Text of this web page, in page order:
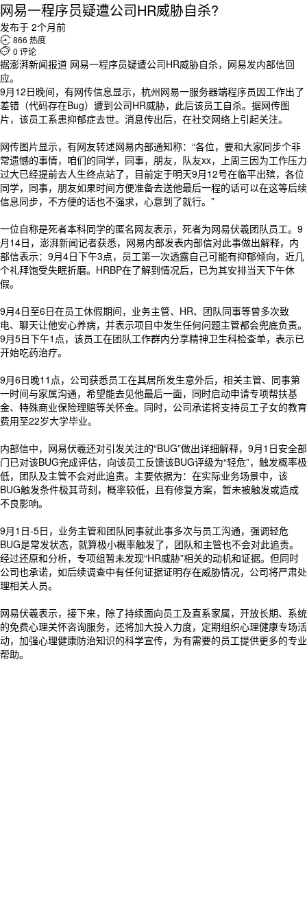
网易一程序员疑遭公司HR威胁自杀?
发布于 2个月前
 866 热度
 0 评论
据澎湃新闻报道 网易一程序员疑遭公司HR威胁自杀，网易发内部信回
应。
9月12日晚间，有网传信息显示，杭州网易一服务器端程序员因工作出了
差错（代码存在Bug）遭到公司HR威胁，此后该员工自杀。据网传图
片，该员工系患抑郁症去世。消息传出后，在社交网络上引起关注。
网传图片显示，有网友转述网易内部通知称：“各位，要和大家同步个非
常遗憾的事情，咱们的同学，同事，朋友，队友xx，上周三因为工作压力
过大已经提前去人生终点站了，目前定于明天9月12号在临平出殡，各位
同学，同事，朋友如果时间方便准备去送他最后一程的话可以在这等后续
信息同步，不方便的话也不强求，心意到了就行。”
一位自称是死者本科同学的匿名网友表示，死者为网易伏羲团队员工。9
月14日，澎湃新闻记者获悉，网易内部发表内部信对此事做出解释，内
部信表示：9月4日下午3点，员工第一次透露自己可能有抑郁倾向，近几
个礼拜饱受失眠折磨。HRBP在了解到情况后，已为其安排当天下午休
假。
9月4日至6日在员工休假期间，业务主管、HR、团队同事等曾多次致
电、聊天让他安心养病，并表示项目中发生任何问题主管都会兜底负责。
9月5日下午1点，该员工在团队工作群内分享精神卫生科检查单，表示已
开始吃药治疗。
9月6日晚11点，公司获悉员工在其居所发生意外后，相关主管、同事第
一时间与家属沟通，希望能去见他最后一面，同时启动申请专项帮扶基
金、特殊商业保险理赔等关怀金。同时，公司承诺将支持员工子女的教育
费用至22岁大学毕业。
内部信中，网易伏羲还对引发关注的“BUG”做出详细解释，9月1日安全部
门已对该BUG完成评估，向该员工反馈该BUG评级为“轻危”，触发概率极
低，团队及主管不会对此追责。主要依据为：在实际业务场景中，该
BUG触发条件极其苛刻，概率较低，且有修复方案，暂未被触发或造成
不良影响。
9月1日-5日，业务主管和团队同事就此事多次与员工沟通，强调轻危
BUG是常发状态，就算极小概率触发了，团队和主管也不会对此追责。
经过还原和分析，专项组暂未发现“HR威胁”相关的动机和证据。但同时
公司也承诺，如后续调查中有任何证据证明存在威胁情况，公司将严肃处
理相关人员。
网易伏羲表示，接下来，除了持续面向员工及直系家属，开放长期、系统
的免费心理关怀咨询服务，还将加大投入力度，定期组织心理健康专场活
动，加强心理健康防治知识的科学宣传，为有需要的员工提供更多的专业
帮助。